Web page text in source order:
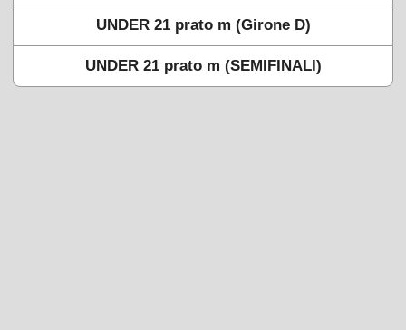
UNDER 21 prato m (Girone D)
UNDER 21 prato m (SEMIFINALI)